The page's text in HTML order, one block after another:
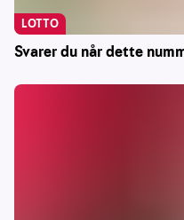
Svarer du når dette
LOTTO